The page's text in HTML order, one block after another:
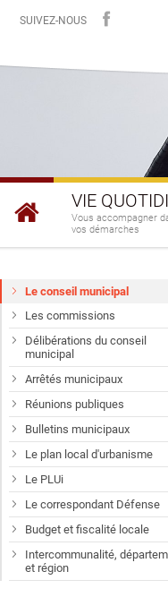
SUIVEZ-NOUS
VIE
Vous accompagner
vos démarches
Le conseil municipal
Les commissions
Délibérations du conseil
municipal
Arrêtés municipaux
Réunions publiques
Bulletins municipaux
Le plan local d'urbanisme
Le PLUi
Le correspondant Défense
Budget et fiscalité locale
Intercommunalité,
et région